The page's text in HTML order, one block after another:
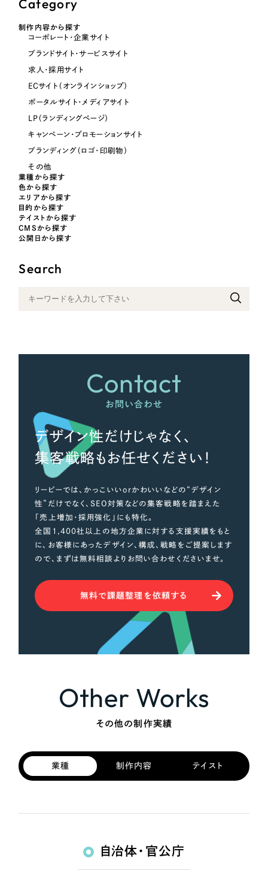
オレンジ・橙色
ブルー・青色
パープル・紫色
ピンク・桃色
カラフル・多色
その他
Category
制作内容から探す
コーポレート・企業サイト
ブランドサイト・サービスサイト
求人・採用サイト
ECサイト（オンラインショップ）
ポータルサイト・メディアサイト
LP（ランディングページ）
キャンペーン・プロモーションサイト
ブランディング（ロゴ・印刷物）
その他
業種から探す
色から探す
エリアから探す
目的から探す
テイストから探す
CMSから探す
公開日から探す
Search
Contact
お問い合わせ
デザイン性だけじゃなく、
集客戦略もお任せください！
リーピーでは、かっこいいorかわいいなどの“デザイン
性”だけでなく、SEO対策などの集客戦略を踏まえた
「売上増加・採用強化」にも特化。
全国1,400社以上の地方企業に対する支援実績をもと
に、お客様にあったデザイン、構成、戦略をご提案します
ので、まずは無料相談よりお問い合わせくださいませ。
無料で課題整理を依頼する
Other Works
その他の制作実績
業種 制作内容 テイスト
自治体・官公庁